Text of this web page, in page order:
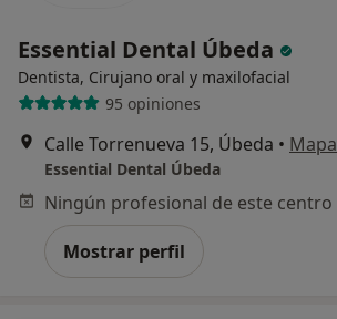
Essential Dental Úbeda
Dentista, Cirujano oral y maxilofacial
95 opiniones
Calle Torrenueva 15, Úbeda • Mapa
Essential Dental Úbeda
Mostrar perfil